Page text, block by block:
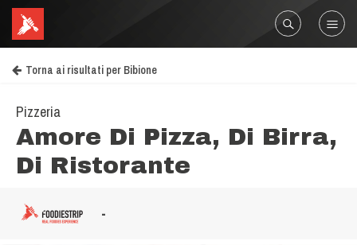
Torna ai risultati per Bibione
Pizzeria
Amore Di Pizza, Di Birra,
Di Ristorante
-